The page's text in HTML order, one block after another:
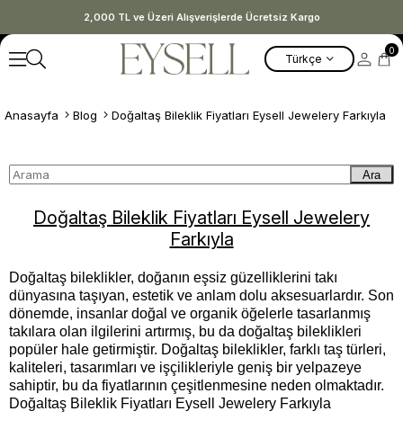
2,000 TL ve Üzeri Alışverişlerde Ücretsiz Kargo
Türkçe
0
Anasayfa Blog Doğaltaş Bileklik Fiyatları Eysell Jewelery Farkıyla
Ara
Doğaltaş Bileklik Fiyatları Eysell Jewelery
Farkıyla
Doğaltaş bileklikler, doğanın eşsiz güzelliklerini takı
dünyasına taşıyan, estetik ve anlam dolu aksesuarlardır. Son
dönemde, insanlar doğal ve organik öğelerle tasarlanmış
takılara olan ilgilerini artırmış, bu da doğaltaş bileklikleri
popüler hale getirmiştir. Doğaltaş bileklikler, farklı taş türleri,
kaliteleri, tasarımları ve işçilikleriyle geniş bir yelpazeye
sahiptir, bu da fiyatlarının çeşitlenmesine neden olmaktadır.
Doğaltaş Bileklik Fiyatları Eysell Jewelery Farkıyla